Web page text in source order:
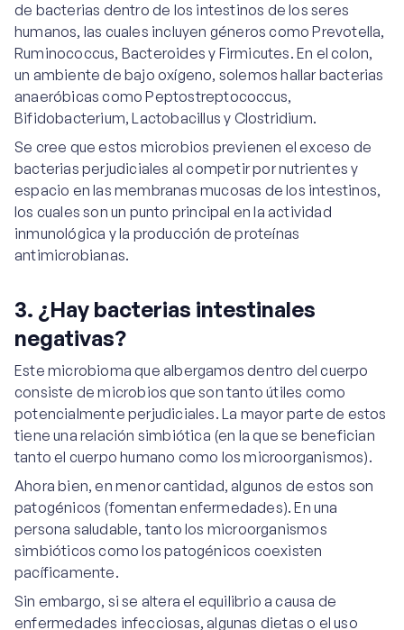
de bacterias dentro de los intestinos de los seres
humanos, las cuales incluyen géneros como Prevotella,
Ruminococcus, Bacteroides y Firmicutes. En el colon,
un ambiente de bajo oxígeno, solemos hallar bacterias
anaeróbicas como Peptostreptococcus,
Bifidobacterium, Lactobacillus y Clostridium.
Se cree que estos microbios previenen el exceso de
bacterias perjudiciales al competir por nutrientes y
espacio en las membranas mucosas de los intestinos,
los cuales son un punto principal en la actividad
inmunológica y la producción de proteínas
antimicrobianas.
3. ¿Hay bacterias intestinales
negativas?
Este microbioma que albergamos dentro del cuerpo
consiste de microbios que son tanto útiles como
potencialmente perjudiciales. La mayor parte de estos
tiene una relación simbiótica (en la que se benefician
tanto el cuerpo humano como los microorganismos).
Ahora bien, en menor cantidad, algunos de estos son
patogénicos (fomentan enfermedades). En una
persona saludable, tanto los microorganismos
simbióticos como los patogénicos coexisten
pacíficamente.
Sin embargo, si se altera el equilibrio a causa de
enfermedades infecciosas, algunas dietas o el uso